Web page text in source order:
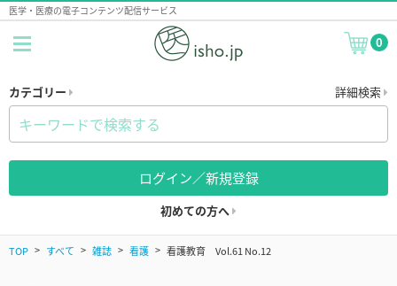
医学・医療の電子コンテンツ配信サービス
0
カテゴリー 詳細検索
ログイン／新規登録
初めての方へ
TOP すべて 雑誌 看護 看護教育 Vol.61 No.12